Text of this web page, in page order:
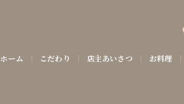
ホーム こだわり 店主あいさつ お料理